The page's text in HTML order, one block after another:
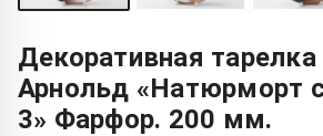
Декоративная
Арнольд «Натюрморт
3» Фарфор. 200 мм.